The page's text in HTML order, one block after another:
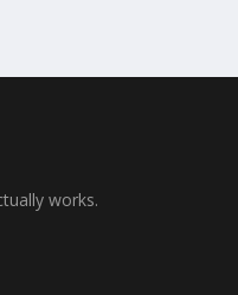
works.